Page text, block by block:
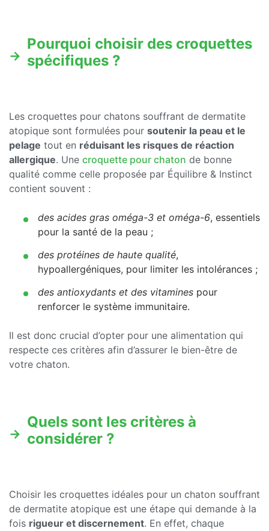
Pourquoi choisir des croquettes
spécifiques ?
Les croquettes pour chatons souffrant de dermatite
atopique sont formulées pour soutenir la peau et le
pelage tout en réduisant les risques de réaction
allergique. Une croquette pour chaton de bonne
qualité comme celle proposée par Équilibre & Instinct
contient souvent :
des acides gras oméga-3 et oméga-6, essentiels
pour la santé de la peau ;
des protéines de haute qualité,
hypoallergéniques, pour limiter les intolérances ;
des antioxydants et des vitamines pour
renforcer le système immunitaire.
Il est donc crucial d’opter pour une alimentation qui
respecte ces critères afin d’assurer le bien-être de
votre chaton.
Quels sont les critères à
considérer ?
Choisir les croquettes idéales pour un chaton souffrant
de dermatite atopique est une étape qui demande à la
fois rigueur et discernement. En effet, chaque